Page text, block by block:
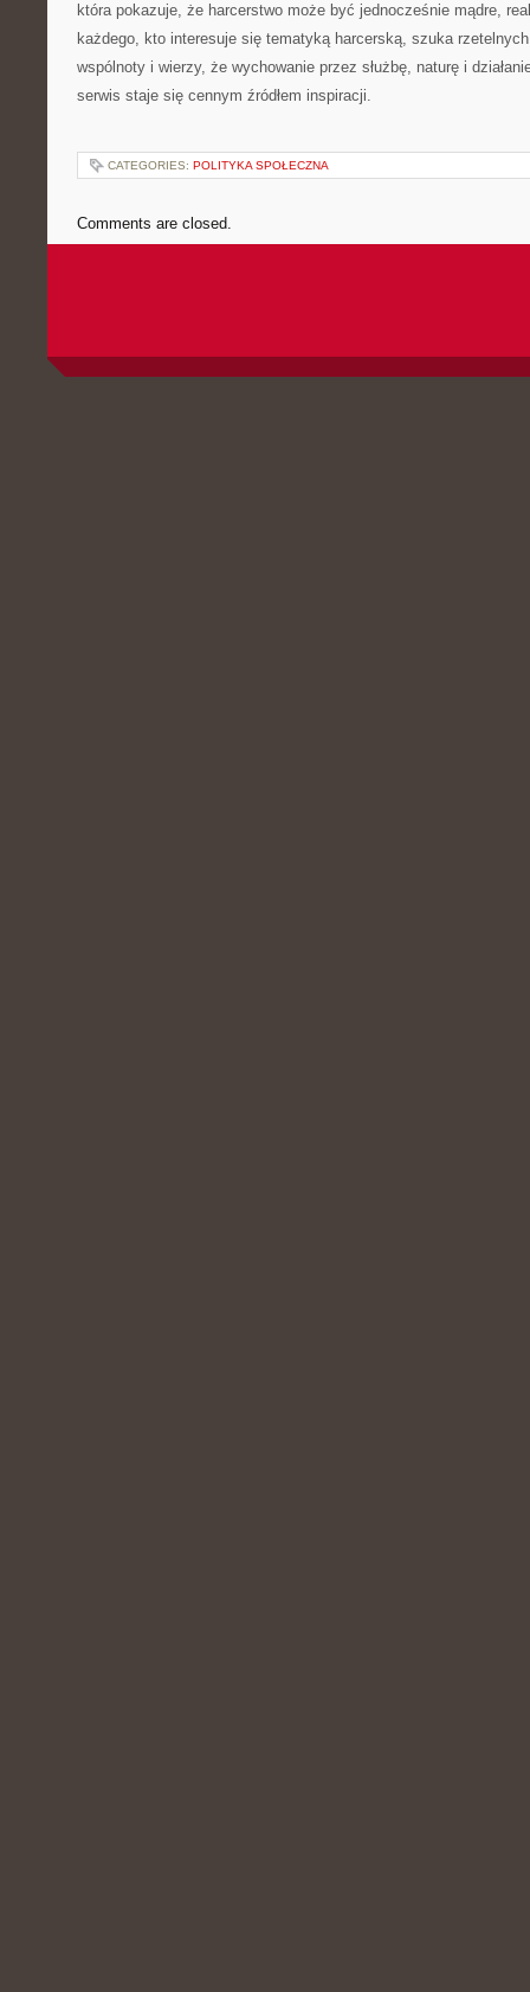
która pokazuje, że harcerstwo może być jednocześnie mądre,
każdego, kto interesuje się tematyką harcerską, szuka
wspólnoty i wierzy, że wychowanie przez służbę, naturę i
serwis staje się cennym źródłem inspiracji.
CATEGORIES: POLITYKA SPOŁECZNA
Comments are closed.